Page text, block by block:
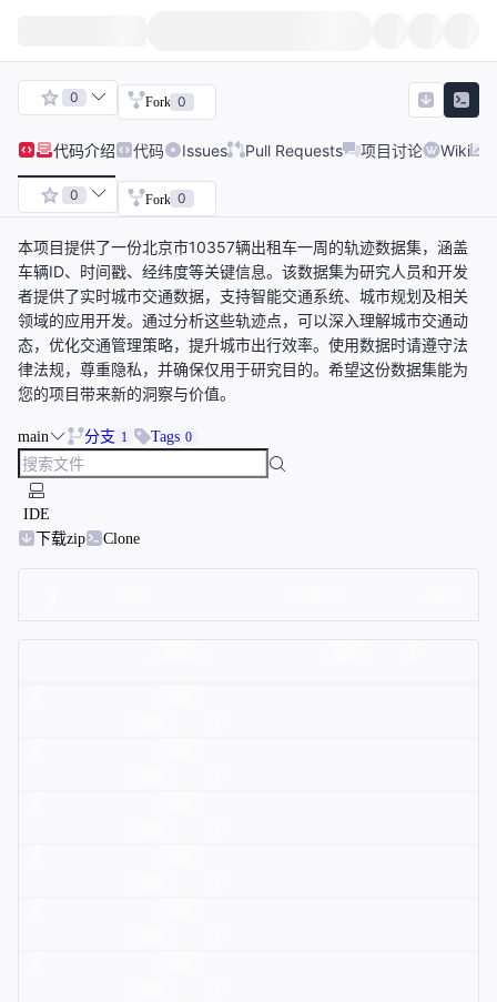
0 Fork 0
代码介绍 代码 Issues Pull Requests 项目讨论 Wiki
0 Fork 0
本项目提供了一份北京市10357辆出租车一周的轨迹数据集，涵盖
车辆ID、时间戳、经纬度等关键信息。该数据集为研究人员和开发
者提供了实时城市交通数据，支持智能交通系统、城市规划及相关
领域的应用开发。通过分析这些轨迹点，可以深入理解城市交通动
态，优化交通管理策略，提升城市出行效率。使用数据时请遵守法
律法规，尊重隐私，并确保仅用于研究目的。希望这份数据集能为
您的项目带来新的洞察与价值。
main 分支 1 Tags 0
IDE
下载zip
Clone